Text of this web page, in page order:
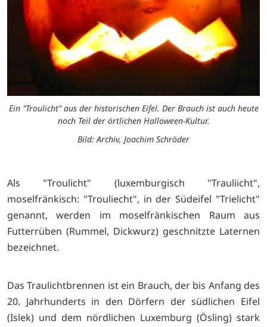
Ein "Troulicht" aus der historischen Eifel. Der Brauch ist auch heute
noch Teil der örtlichen Halloween-Kultur.
Bild: Archiv, Joachim Schröder
Als "Troulicht" (luxemburgisch "Trauliicht",
moselfränkisch: "Trouliecht", in der Südeifel "Trielicht"
genannt, werden im moselfränkischen Raum aus
Futterrüben (Rummel, Dickwurz) geschnitzte Laternen
bezeichnet.
Das Traulichtbrennen ist ein Brauch, der bis Anfang des
20. Jahrhunderts in den Dörfern der südlichen Eifel
(Islek) und dem nördlichen Luxemburg (Ösling) stark